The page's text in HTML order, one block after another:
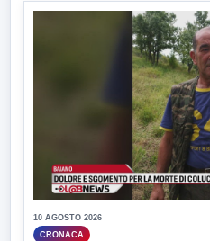
10 AGOSTO 2026
CRONACA